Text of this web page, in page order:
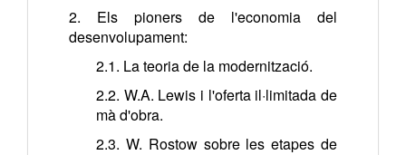
2. Els pioners de l'economia del
desenvolupament:
2.1. La teoria de la modernització.
2.2. W.A. Lewis i l'oferta il·limitada de
mà d'obra.
2.3. W. Rostow sobre les etapes de